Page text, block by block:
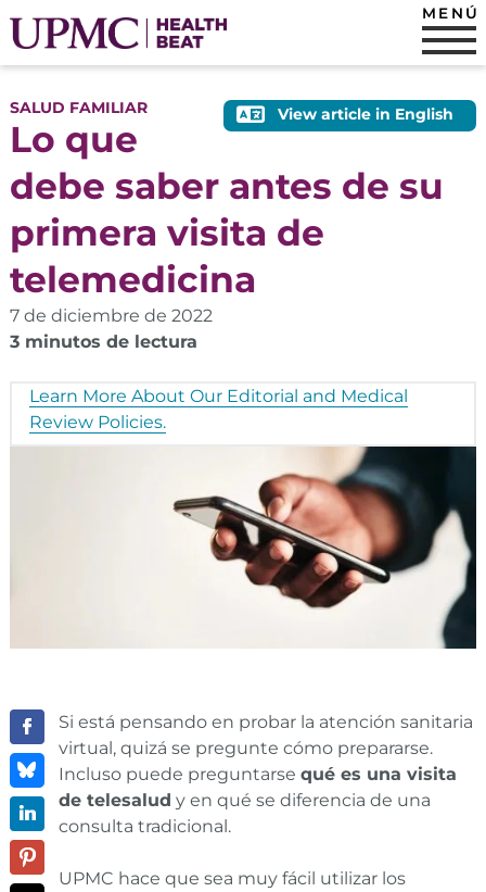
MENÚ
View article in English
SALUD FAMILIAR
Lo que
debe saber antes de su
primera visita de
telemedicina
7 de diciembre de 2022
3 minutos de lectura
Learn More About Our Editorial and Medical
Review Policies.
Si está pensando en probar la atención sanitaria
virtual, quizá se pregunte cómo prepararse.
Incluso puede preguntarse qué es una visita
de telesalud y en qué se diferencia de una
consulta tradicional.
UPMC hace que sea muy fácil utilizar los